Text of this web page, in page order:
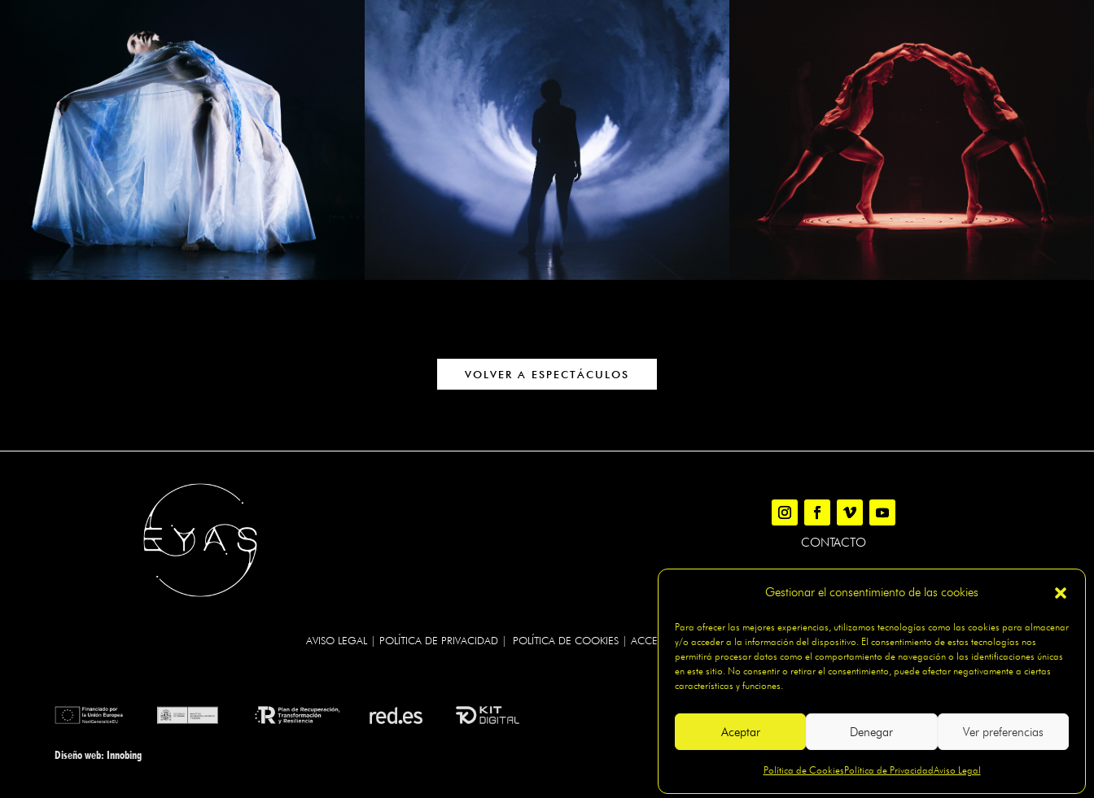
Gestionar el consentimiento de las cookies
Para ofrecer las mejores experiencias, utilizamos tecnologías como las cookies para almacenar
y/o acceder a la información del dispositivo. El consentimiento de estas tecnologías nos
permitirá procesar datos como el comportamiento de navegación o las identificaciones únicas
en este sitio. No consentir o retirar el consentimiento, puede afectar negativamente a ciertas
características y funciones.
Aceptar Denegar Ver preferencias
Política de CookiesPolítica de PrivacidadAviso Legal
VOLVER A ESPECTÁCULOS
CONTACTO
AVISO LEGAL | POLÍTICA DE PRIVACIDAD | POLÍTICA DE COOKIES | ACCESIBILIDAD|MAPA DEL SITIO
Diseño web: Innobing